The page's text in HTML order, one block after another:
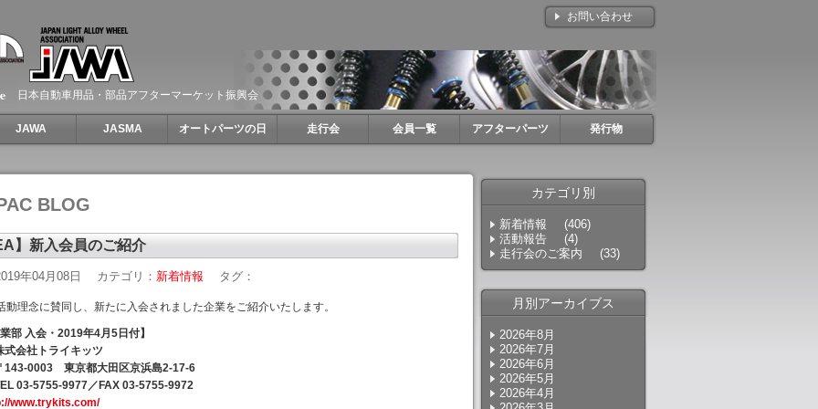
日本自動車用品・部品アフターマーケット振興会
お問い合わせ
JAWA JASMA オートパーツの日 走行会 会員一覧 アフターパーツ 発行物
BLOG
】新入会員のご紹介
年04月08日 カテゴリ： 新着情報 タグ：
動理念に賛同し、新たに入会されました企業をご紹介いたします。
部 入会・2019年4月5日付】
式会社トライキッツ
143-0003 東京都大田区京浜島2-17-6
03-5755-9977／FAX 03-5755-9972
www.trykits.com/
カテゴリ別
新着情報
(406)
活動報告
(4)
走行会のご案内
(33)
月別アーカイブス
2026年8月
2026年7月
2026年6月
2026年5月
2026年4月